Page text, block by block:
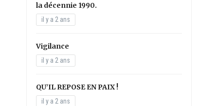
la décennie 1990.
il y a 2 ans
Vigilance
il y a 2 ans
QU’IL REPOSE EN PAIX !
il y a 2 ans